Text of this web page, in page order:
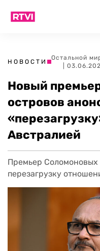
НОВОСТИ
Остальной
|
Новый
островов
Австралией
Премьер Соломоновых
перезагрузку